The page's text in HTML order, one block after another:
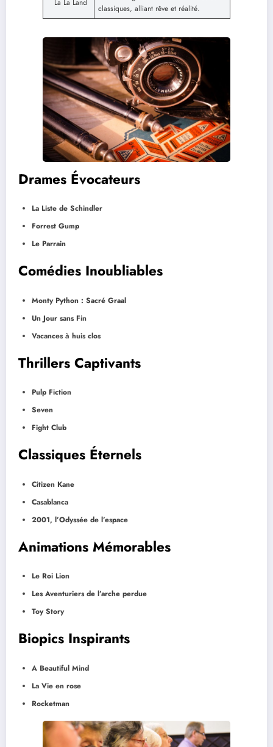
classiques, alliant rêve et réalité.
Drames Évocateurs
La Liste de Schindler
Forrest Gump
Le Parrain
Comédies Inoubliables
Monty Python : Sacré Graal
Un Jour sans Fin
Vacances à huis clos
Thrillers Captivants
Pulp Fiction
Seven
Fight Club
Classiques Éternels
Citizen Kane
Casablanca
2001, l’Odyssée de l’espace
Animations Mémorables
Le Roi Lion
Les Aventuriers de l’arche perdue
Toy Story
Biopics Inspirants
A Beautiful Mind
La Vie en rose
Rocketman